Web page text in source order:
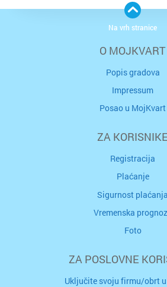
O MOJKVART
Popis gradova
Impressum
Posao u MojKvart
ZA KORISNIKE
Registracija
Plaćanje
Sigurnost plaćanja
Vremenska
Foto
ZA POSLOVNE
Uključite svoju firmu/obrt
Na vrh stranice